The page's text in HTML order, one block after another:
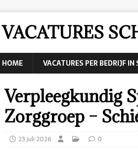
VACATURES
HOME VACATURES PER BEDRIJF
Verpleegkundig
Zorggroep –
23 juli 2026 0